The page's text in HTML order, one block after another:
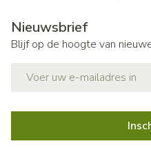
Nieuwsbrief
Blijf op de hoogte van